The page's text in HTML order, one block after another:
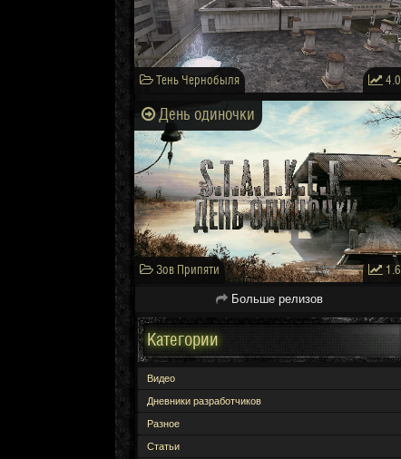
Тень Чернобыля 4.0
День одиночки
Зов Припяти 1.6
Больше релизов
Категории
Видео
Дневники разработчиков
Разное
Статьи